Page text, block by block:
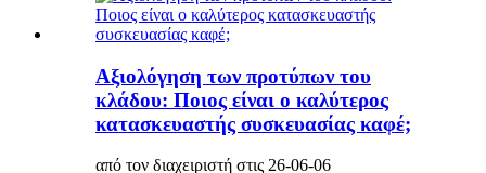
Αξιολόγηση των προτύπων του
κλάδου: Ποιος είναι ο καλύτερος
κατασκευαστής συσκευασίας καφέ;
από τον διαχειριστή στις 26-06-06